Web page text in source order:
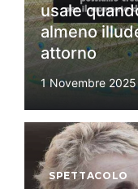
usale
almeno
attorno
1 Novembre 2025
SPETTACOLO